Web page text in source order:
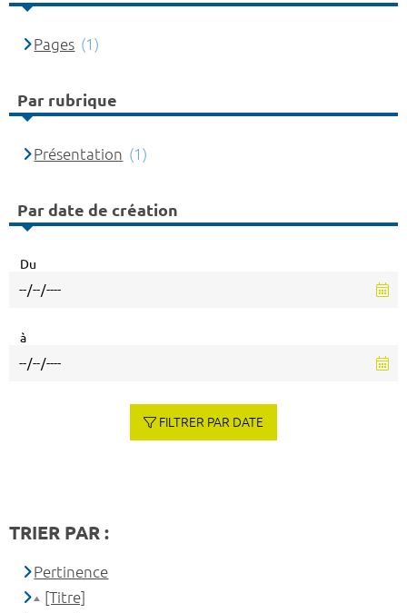
Pages (1)
Par rubrique
Présentation (1)
Par date de création
Du
à
FILTRER PAR DATE
TRIER PAR :
Pertinence
[Titre]